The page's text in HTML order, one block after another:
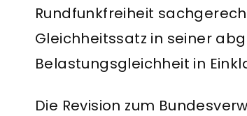
Rundfunkfreiheit
Gleichheitssatz in seiner
Belastungsgleichheit in
Die Revision zum